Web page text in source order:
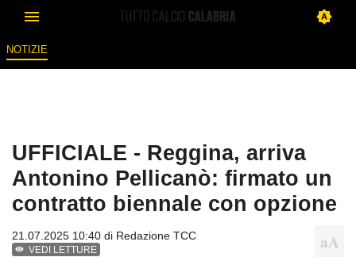
NOTIZIE
UFFICIALE - Reggina, arriva
Antonino Pellicanò: firmato un
contratto biennale con opzione
21.07.2025 10:40 di Redazione TCC
VEDI LETTURE